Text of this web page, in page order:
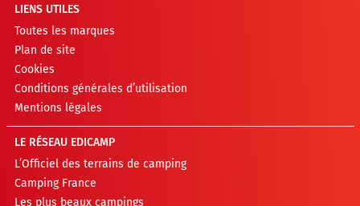
LIENS UTILES
Toutes les marques
Plan de site
Cookies
Conditions générales d’utilisation
Mentions légales
LE RÉSEAU EDICAMP
L’Officiel des terrains de camping
Camping France
Les plus beaux campings